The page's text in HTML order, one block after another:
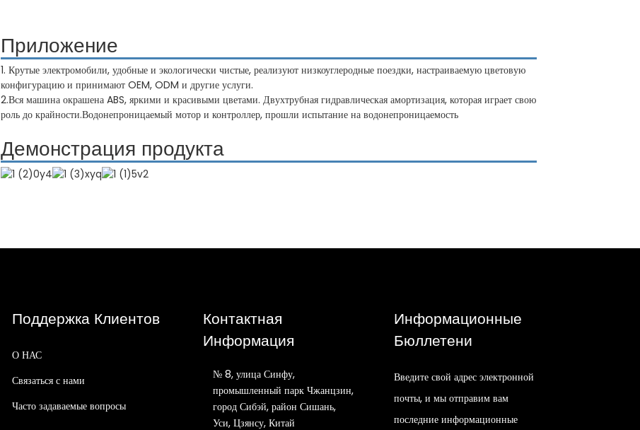
Приложение
1. Крутые электромобили, удобные и экологически чистые, реализуют низкоуглеродные поездки, настраиваемую цветовую
конфигурацию и принимают OEM, ODM и другие услуги.
2.Вся машина окрашена ABS, яркими и красивыми цветами. Двухтрубная гидравлическая амортизация, которая играет свою
роль до крайности.Водонепроницаемый мотор и контроллер, прошли испытание на водонепроницаемость
Демонстрация продукта
Поддержка Клиентов
О НАС
Связаться с нами
Часто задаваемые вопросы
Контактная
Информация
№ 8, улица Синфу,
промышленный парк Чжанцзин,
город Сибэй, район Сишань,
Уси, Цзянсу, Китай
Информационные
Бюллетени
Введите свой адрес электронной
почты, и мы отправим вам
последние информационные